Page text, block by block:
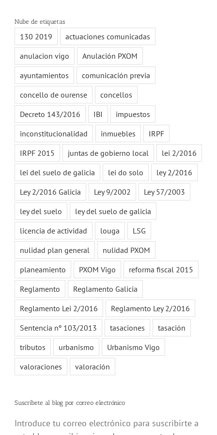
Nube de etiquetas
130 2019
actuaciones comunicadas
anulacion vigo
Anulación PXOM
ayuntamientos
comunicación previa
concello de ourense
concellos
Decreto 143/2016
IBI
impuestos
inconstitucionalidad
inmuebles
IRPF
IRPF 2015
juntas de gobierno local
lei 2/2016
lei del suelo de galicia
lei do solo
ley 2/2016
Ley 2/2016 Galicia
Ley 9/2002
Ley 57/2003
ley del suelo
ley del suelo de galicia
licencia de actividad
louga
LSG
nulidad plan general
nulidad PXOM
planeamiento
PXOM Vigo
reforma fiscal 2015
Reglamento
Reglamento Galicia
Reglamento Lei 2/2016
Reglamento Ley 2/2016
Sentencia nº 103/2013
tasaciones
tasación
tributos
urbanismo
Urbanismo Vigo
valoraciones
valoración
Suscríbete al blog por correo electrónico
Introduce tu correo electrónico para suscribirte a